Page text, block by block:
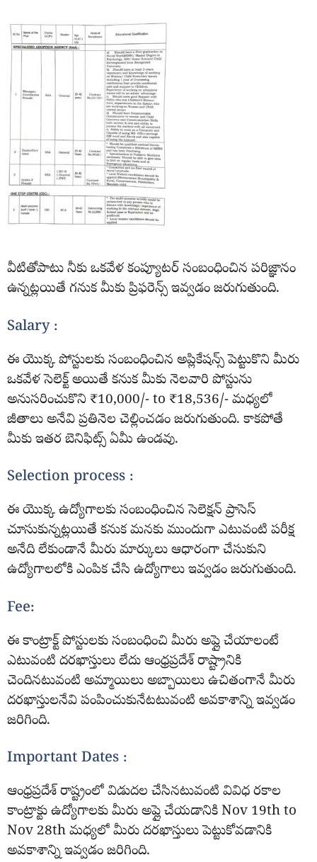
వీటితోపాటు నీకు ఒకవేళ కంప్యూటర్ సంబంధించిన పరిజ్ఞానం
ఉన్నట్లయితే గనుక మీకు ప్రిఫరెన్స్ ఇవ్వడం జరుగుతుంది.
Salary :
ఈ యొక్క పోస్టులకు సంబంధించిన అప్లికేషన్స్ పెట్టుకొని మీరు
ఒకవేళ సెలెక్ట్ అయితే కనుక మీకు నెలవారి పోస్టును
అనుసరించుకొని ₹10,000/- to ₹18,536/- మధ్యలో
జీతాలు అనేవి ప్రతినెల చెల్లించడం జరుగుతుంది. కాకపోతే
మీకు ఇతర బెనిఫిట్స్ ఏమీ ఉండవు.
Selection process :
ఈ యొక్క ఉద్యోగాలకు సంబంధించిన సెలెక్షన్ ప్రాసెస్
చూసుకున్నట్లయితే కనుక మనకు ముందుగా ఎటువంటి పరీక్ష
అనేది లేకుండానే మీరు మార్కులు ఆధారంగా చేసుకుని
ఉద్యోగాలలోకి ఎంపిక చేసి ఉద్యోగాలు ఇవ్వడం జరుగుతుంది.
Fee:
ఈ కాంట్రాక్ట్ పోస్టులకు సంబంధించి మీరు అప్లై చేయాలంటే
ఎటువంటి దరఖాస్తులు లేదు ఆంధ్రప్రదేశ్ రాష్ట్రానికి
చెందినటువంటి అమ్మాయిలు అబ్బాయిలు ఉచితంగానే మీరు
దరఖాస్తులనేవి పంపించుకునేటటువంటి అవకాశాన్ని ఇవ్వడం
జరిగింది.
Important Dates :
ఆంధ్రప్రదేశ్ రాష్ట్రంలో విడుదల చేసినటువంటి వివిధ రకాల
కాంట్రాక్టు ఉద్యోగాలకు మీరు అప్లై చేయడానికి Nov 19th to
Nov 28th మధ్యలో మీరు దరఖాస్తులు పెట్టుకోవడానికి
అవకాశాన్ని ఇవ్వడం జరిగింది.